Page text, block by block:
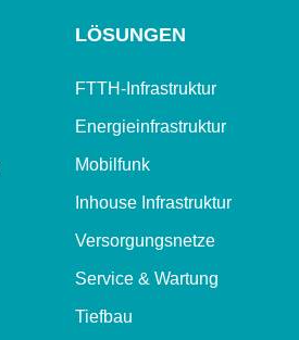
LÖSUNGEN
FTTH-Infrastruktur
Energieinfrastruktur
Mobilfunk
Inhouse Infrastruktur
Versorgungsnetze
Service & Wartung
Tiefbau